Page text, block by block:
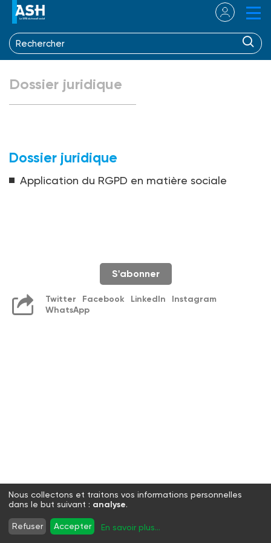
Dossier juridique
Dossier juridique
Application du RGPD en matière sociale
S'abonner
Twitter Facebook LinkedIn
Instagram
WhatsApp
Nous collectons et traitons vos informations personnelles
dans le but suivant : analyse.
Refuser Accepter En savoir plus...